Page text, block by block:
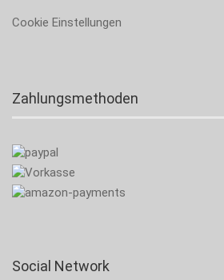
Cookie Einstellungen
Zahlungsmethoden
Social Network